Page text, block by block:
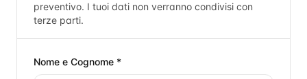
preventivo. I tuoi dati non verranno condivisi con
terze parti.
Nome e Cognome *